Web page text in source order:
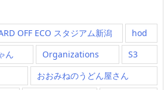
OFF ECO スタジアム新潟
hod
ん Organizations
S3
おおみねのうどん屋さん